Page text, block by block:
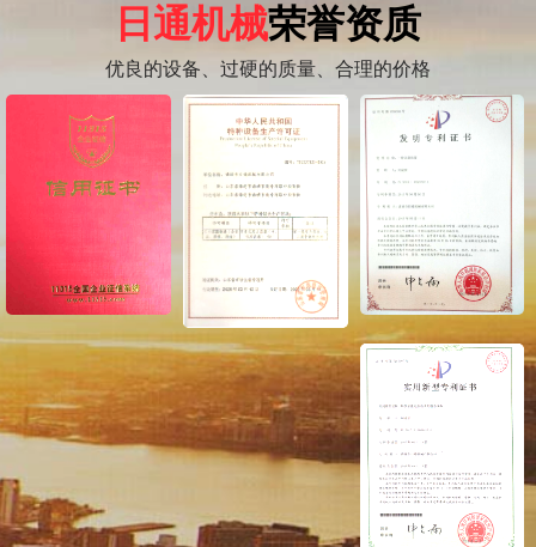
日通机械荣誉资质
优良的设备、过硬的质量、合理的价格